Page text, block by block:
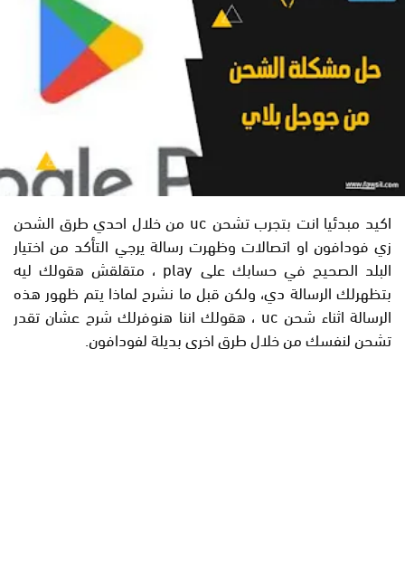
اكيد مبدئيا انت بتجرب تشحن uc من خلال احدي طرق الشحن
زي فودافون او اتصالات وظهرت رسالة يرجي التأكد من اختيار
البلد الصحيح في حسابك على play ، متقلقش هقولك ليه
بتظهرلك الرسالة دي، ولكن قبل ما نشرح لماذا يتم ظهور هذه
الرسالة اثناء شحن uc ، هقولك اننا هنوفرلك شرح عشان تقدر
تشحن لنفسك من خلال طرق اخرى بديلة لفودافون.